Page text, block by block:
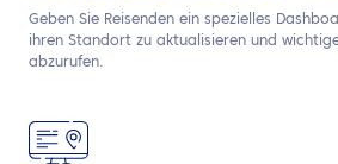
Geben Sie Reisenden ein spezielles
ihren Standort zu aktualisieren und
abzurufen.